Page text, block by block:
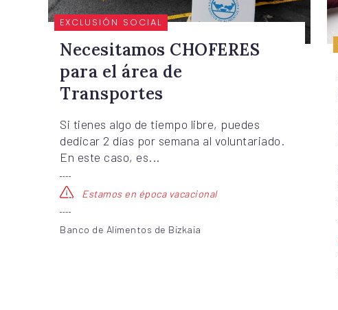
EXCLUSIÓN SOCIAL
Necesitamos CHOFERES
para el área de
Transportes
Si tienes algo de tiempo libre, puedes
dedicar 2 días por semana al voluntariado.
En este caso, es...
Estamos en época vacacional
Banco de Alimentos de Bizkaia